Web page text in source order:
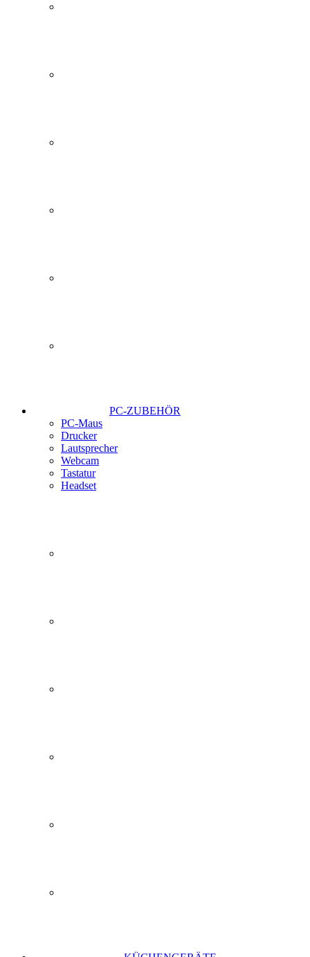
PC-ZUBEHÖR
PC-Maus
Drucker
Lautsprecher
Webcam
Tastatur
Headset